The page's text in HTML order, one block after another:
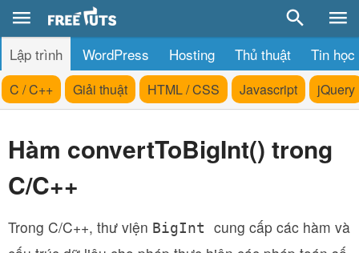
Lập trình WordPress Hosting Thủ thuật Tin học
C / C++ Giải thuật HTML / CSS Javascript jQuery
Hàm convertToBigInt() trong
C/C++
Trong C/C++, thư viện BigInt cung cấp các hàm và